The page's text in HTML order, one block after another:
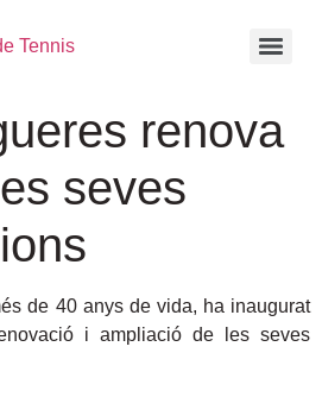
renova
seves
de 40 anys de vida, ha inaugurat
i ampliació de les seves